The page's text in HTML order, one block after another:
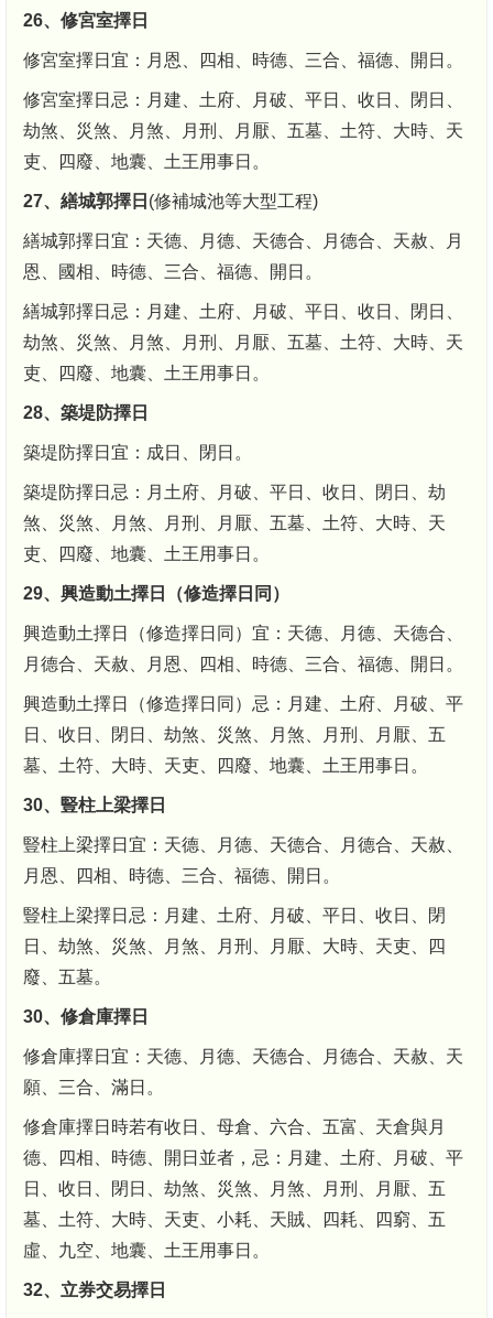
26、修宮室擇日
修宮室擇日宜：月恩、四相、時德、三合、福德、開日。
修宮室擇日忌：月建、土府、月破、平日、收日、閉日、
劫煞、災煞、月煞、月刑、月厭、五墓、土符、大時、天
吏、四廢、地囊、土王用事日。
27、繕城郭擇日 (修補城池等大型工程)
繕城郭擇日宜：天德、月德、天德合、月德合、天赦、月
恩、國相、時德、三合、福德、開日。
繕城郭擇日忌：月建、土府、月破、平日、收日、閉日、
劫煞、災煞、月煞、月刑、月厭、五墓、土符、大時、天
吏、四廢、地囊、土王用事日。
28、築堤防擇日
築堤防擇日宜：成日、閉日。
築堤防擇日忌：月土府、月破、平日、收日、閉日、劫
煞、災煞、月煞、月刑、月厭、五墓、土符、大時、天
吏、四廢、地囊、土王用事日。
29、興造動土擇日（修造擇日同）
興造動土擇日（修造擇日同）宜：天德、月德、天德合、
月德合、天赦、月恩、四相、時德、三合、福德、開日。
興造動土擇日（修造擇日同）忌：月建、土府、月破、平
日、收日、閉日、劫煞、災煞、月煞、月刑、月厭、五
墓、土符、大時、天吏、四廢、地囊、土王用事日。
30、豎柱上梁擇日
豎柱上梁擇日宜：天德、月德、天德合、月德合、天赦、
月恩、四相、時德、三合、福德、開日。
豎柱上梁擇日忌：月建、土府、月破、平日、收日、閉
日、劫煞、災煞、月煞、月刑、月厭、大時、天吏、四
廢、五墓。
30、修倉庫擇日
修倉庫擇日宜：天德、月德、天德合、月德合、天赦、天
願、三合、滿日。
修倉庫擇日時若有收日、母倉、六合、五富、天倉與月
德、四相、時德、開日並者，忌：月建、土府、月破、平
日、收日、閉日、劫煞、災煞、月煞、月刑、月厭、五
墓、土符、大時、天吏、小耗、天賊、四耗、四窮、五
虛、九空、地囊、土王用事日。
32、立券交易擇日